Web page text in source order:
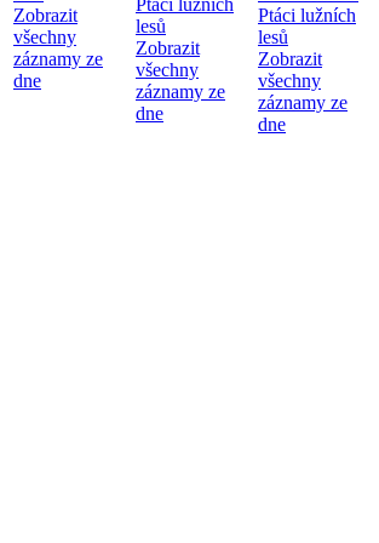
Zobrazit
všechny
záznamy ze
dne
Ptáci lužních
lesů
Zobrazit
všechny
záznamy ze
dne
Ptáci lužních
lesů
Zobrazit
všechny
záznamy ze
dne